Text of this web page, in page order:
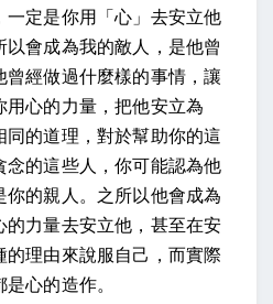
一定是你用「心」去安立他
以會成為我的敵人，是他曾
經做過什麼樣的事情，讓
心的力量，把他安立為
同的道理，對於幫助你的這
念的這些人，你可能認為他
你的親人。之所以他會成為
的力量去安立他，甚至在安
的理由來說服自己，而實際
是心的造作。